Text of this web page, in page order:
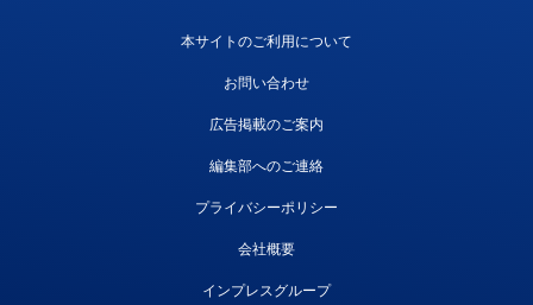
本サイトのご利用について
お問い合わせ
広告掲載のご案内
編集部へのご連絡
プライバシーポリシー
会社概要
インプレスグループ